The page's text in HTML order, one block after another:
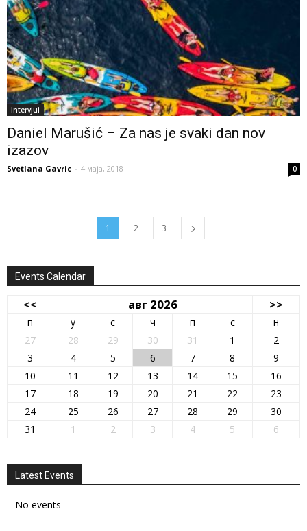
Intervjui
Daniel Marušić – Za nas je svaki dan nov
izazov
Svetlana Gavric - 4 маја, 2018 0
1 2 3
Events Calendar
<< авг 2026 >>
п у с ч п с
н
27
28 29 30 31 1
2
3
4 5 6 7 8
9
10
11 12 13 14 15
16
17
18 19 20 21 22
23
24
25 26 27 28 29
30
31
1 2 3 4 5 6
Latest Events
No events